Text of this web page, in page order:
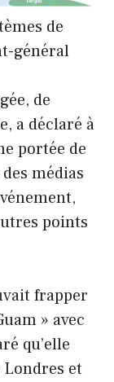
de
général
de
a déclaré à
portée de
médias
points
frapper
» avec
qu’elle
et